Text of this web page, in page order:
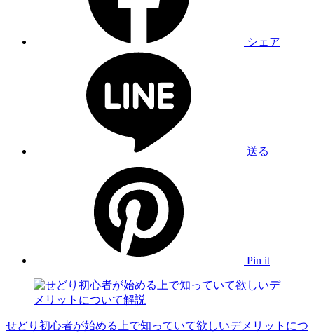
シェア
送る
Pin it
せどり初心者が始める上で知っていて欲しいデメリットにつ